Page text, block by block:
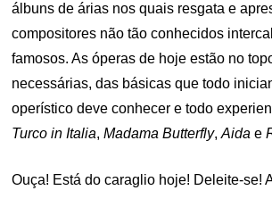
álbuns de árias nos quais resgata e
compositores não tão conhecidos
famosos. As óperas de hoje estão no
necessárias, das básicas que todo
operístico deve conhecer e todo
Turco in Italia,Madama Butterfly,Aida e
Ouça! Está do caraglio hoje! Deleite-se!